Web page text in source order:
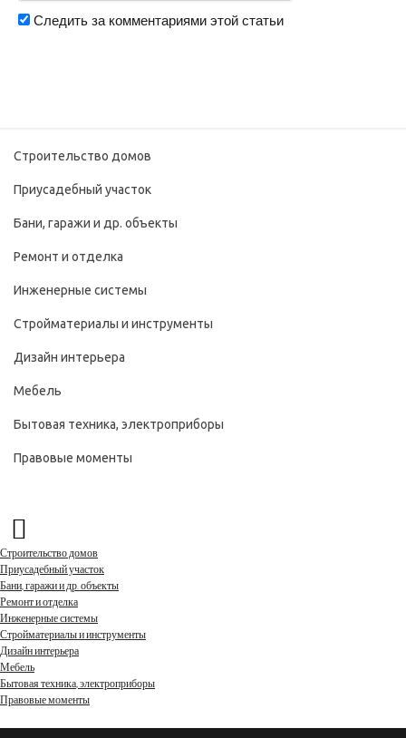
Следить за комментариями этой статьи
Строительство домов
Приусадебный участок
Бани, гаражи и др. объекты
Ремонт и отделка
Инженерные системы
Стройматериалы и инструменты
Дизайн интерьера
Мебель
Бытовая техника, электроприборы
Правовые моменты
Строительство домов
Приусадебный участок
Бани, гаражи и др. объекты
Ремонт и отделка
Инженерные системы
Стройматериалы и инструменты
Дизайн интерьера
Мебель
Бытовая техника, электроприборы
Правовые моменты